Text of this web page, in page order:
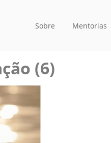
Sobre Mentorias
(6)